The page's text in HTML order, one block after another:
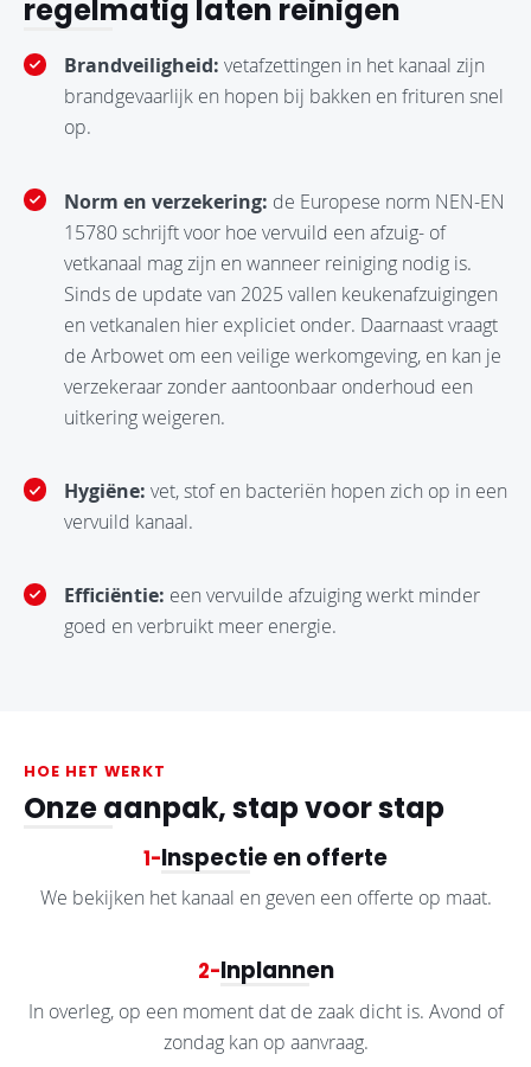
regelmatig laten reinigen
Brandveiligheid: vetafzettingen in het kanaal zijn
brandgevaarlijk en hopen bij bakken en frituren snel
op.
Norm en verzekering: de Europese norm NEN-EN
15780 schrijft voor hoe vervuild een afzuig- of
vetkanaal mag zijn en wanneer reiniging nodig is.
Sinds de update van 2025 vallen keukenafzuigingen
en vetkanalen hier expliciet onder. Daarnaast vraagt
de Arbowet om een veilige werkomgeving, en kan je
verzekeraar zonder aantoonbaar onderhoud een
uitkering weigeren.
Hygiëne: vet, stof en bacteriën hopen zich op in een
vervuild kanaal.
Efficiëntie: een vervuilde afzuiging werkt minder
goed en verbruikt meer energie.
HOE HET WERKT
Onze aanpak, stap voor stap
1 Inspectie en offerte
We bekijken het kanaal en geven een offerte op maat.
2 Inplannen
In overleg, op een moment dat de zaak dicht is. Avond of
zondag kan op aanvraag.